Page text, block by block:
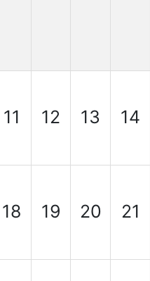
11 12 13 14
18 19 20 21